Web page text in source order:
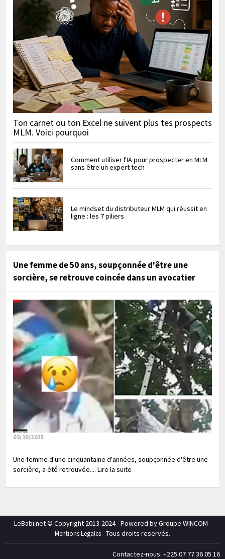
Ton carnet ou ton Excel ne suivent plus tes prospects
MLM. Voici pourquoi
Comment utiliser l'IA pour prospecter en MLM
sans être un expert tech
Le mindset du distributeur MLM qui réussit en
ligne : les 7 piliers
Une femme de 50 ans, soupçonnée d'être une
sorcière, se retrouve coincée dans un avocatier
02/10/2025
Une femme d'une cinquantaine d'années, soupçonnée d'être une
sorcière, a été retrouvée.... Lire la suite
LeBabi.net © Copyright 2013-2024 - Powered by Groupe WINCOM -
Mentions Legales- Tous droits reservés.
Contactez-nous: +225 07 77 36 05 16